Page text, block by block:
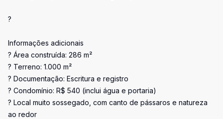
?
Informações adicionais
? Área construída: 286 m²
? Terreno: 1.000 m²
? Documentação: Escritura e registro
? Condomínio: R$ 540 (inclui água e portaria)
? Local muito sossegado, com canto de pássaros e natureza
ao redor